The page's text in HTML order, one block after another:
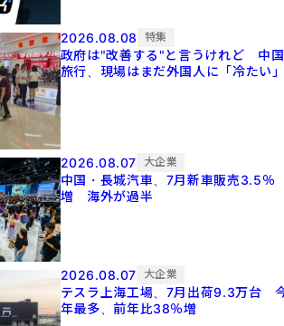
2026.08.08 特集
政府は"改善する"と言うけれど 中国
旅行、現場はまだ外国人に「冷たい
2026.08.07 大企業
中国・長城汽車、7月新車販売3.5％
増 海外が過半
2026.08.07 大企業
テスラ上海工場、7月出荷9.3万台
年最多、前年比38％増